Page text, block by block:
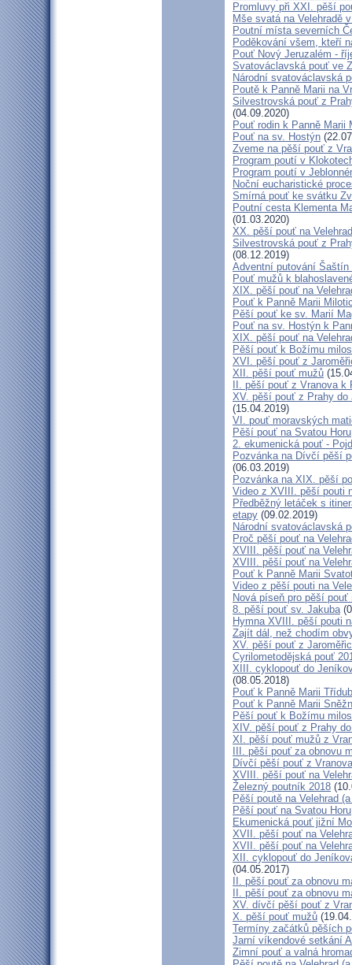
Promluvy při XXI. pěší
Mše svatá na Velehradě
Poutní místa severních
Poděkování všem, kteří
Pouť Nový Jeruzalém -
Svatováclavská pouť ve
Národní svatováclavská
Poutě k Panně Marii na
Silvestrovská pouť z
(04.09.2020)
Pouť rodin k Panně Marii
Pouť na sv. Hostýn
Zveme na pěší pouť z
Program poutí v
Program poutí v
Noční eucharistické
Smírná pouť ke svátku
Poutní cesta Klementa
(01.03.2020)
XX. pěší pouť na
Silvestrovská pouť z
(08.12.2019)
Adventní putování Šaštín
Pouť mužů k
XIX. pěší pouť na
Pouť k Panně Marii
Pěší pouť ke sv. Marií
Pouť na sv. Hostýn k
XIX. pěší pouť na
Pěší pouť k Božímu
XVI. pěší pouť z
XII. pěší pouť mužů
II. pěší pouť z Vranova k
XV. pěší pouť z Prahy
(15.04.2019)
VI. pouť moravských
Pěší pouť na Svatou Horu
2. ekumenická pouť -
Pozvánka na Dívčí pěší
(06.03.2019)
Pozvánka na XIX. pěší
Video z XVIII. pěší pouti
Předběžný letáček s
etapy (09.02.2019)
Národní svatováclavská
Proč pěší pouť na
XVIII. pěší pouť na
XVIII. pěší pouť na
Pouť k Panně Marii
Video z pěší pouti na
Nová píseň pro pěší
8. pěší pouť sv. Jakuba
Hymna XVIII. pěší pouti
Zajít dál, než chodím
XV. pěší pouť z
Cyrilometodějská pouť
XIII. cyklopouť do
(08.05.2018)
Pouť k Panně Marii
Pouť k Panně Marii
Pěší pouť k Božímu
XIV. pěší pouť z Prahy
XI. pěší pouť mužů z
III. pěší pouť za obnovu
Dívčí pěší pouť z
XVIII. pěší pouť na
Železný poutník 2018
Pěší poutě na Velehrad
Pěší pouť na Svatou Horu
Ekumenická pouť jižní
XVII. pěší pouť na
XVII. pěší pouť na
XII. cyklopouť do
(04.05.2017)
II. pěší pouť za obnovu
II. pěší pouť za obnovu
XV. dívčí pěší pouť z
X. pěší pouť mužů
Termíny začátků pěších
Jarní víkendové setkání
Zimní pouť a valná